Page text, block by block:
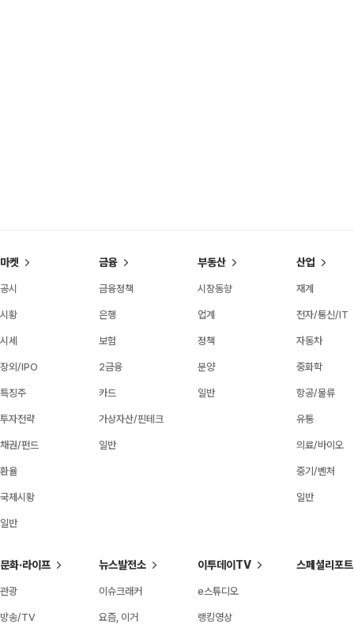
마켓
공시
시황
시세
장외/IPO
특징주
투자전략
채권/펀드
환율
국제시황
일반
금융
금융정책
은행
보험
2금융
카드
가상자산/핀테크
일반
부동산
시장동향
업계
정책
분양
일반
산업
재계
전자/통신/IT
자동차
중화학
항공/물류
유통
의료/바이오
중기/벤처
일반
문화·라이프
관광
방송/TV
뉴스발전소
이슈크래커
요즘, 이거
이투데이TV
e스튜디오
랭킹영상
스페셜리포트